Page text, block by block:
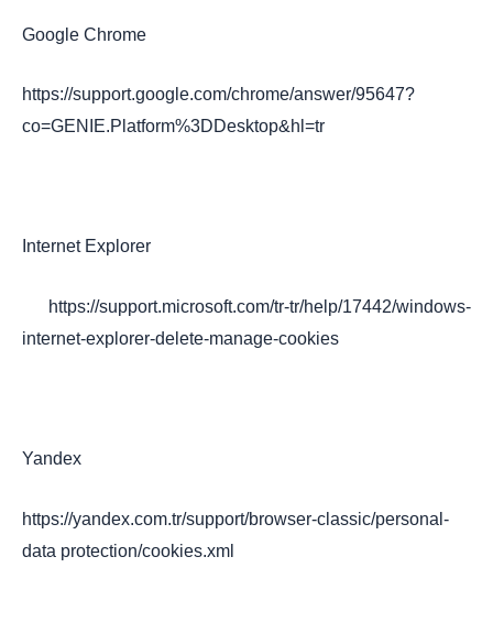
Google Chrome
https://support.google.com/chrome/answer/95647?
co=GENIE.Platform%3DDesktop&hl=tr
Internet Explorer
https://support.microsoft.com/tr-tr/help/17442/windows-
internet-explorer-delete-manage-cookies
Yandex
https://yandex.com.tr/support/browser-classic/personal-
data protection/cookies.xml